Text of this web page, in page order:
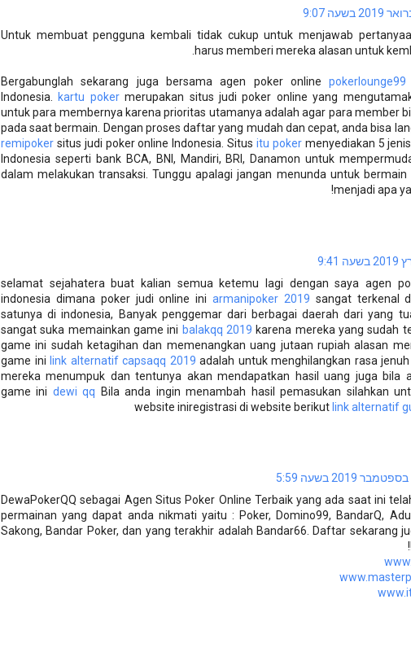
Untuk membuat pengguna kembali tidak cukup untuk menjawab
harus memberi mereka alasan untuk
Bergabunglah sekarang juga bersama agen poker onlinepokerlounge99
Indonesia. kartu pokermerupakan situs judi poker online yang
untuk para membernya karena prioritas utamanya adalah agar para member
pada saat bermain. Dengan proses daftar yang mudah dan cepat, anda bisa
remipoker situs judi poker online Indonesia. Situs itu pokermenyediakan 5
Indonesia seperti bank BCA, BNI, Mandiri, BRI, Danamon untuk
dalam melakukan transaksi. Tunggu apalagi jangan menunda untuk bermain
menjadi apa
selamat sejahatera buat kalian semua ketemu lagi dengan saya agen
indonesia dimana poker judi online iniarmanipoker 2019 sangat terkenal
satunya di indonesia, Banyak penggemar dari berbagai daerah dari yang
sangat suka memainkan game ini balakqq 2019 karena mereka yang sudah
game ini sudah ketagihan dan memenangkan uang jutaan rupiah alasan
game ini link alternatif capsaqq 2019 adalah untuk menghilangkan rasa
mereka menumpuk dan tentunya akan mendapatkan hasil uang juga bila
game ini dewi qq Bila anda ingin menambah hasil pemasukan silahkan
website iniregistrasi di website berikutlink alternatif
DewaPokerQQ sebagai Agen Situs Poker Online Terbaik yang ada saat ini
permainan yang dapat anda nikmati yaitu : Poker, Domino99, BandarQ,
Sakong, Bandar Poker, dan yang terakhir adalah Bandar66. Daftar sekarang